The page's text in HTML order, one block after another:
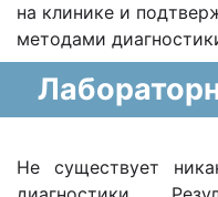
на клинике и
методами
Не существует